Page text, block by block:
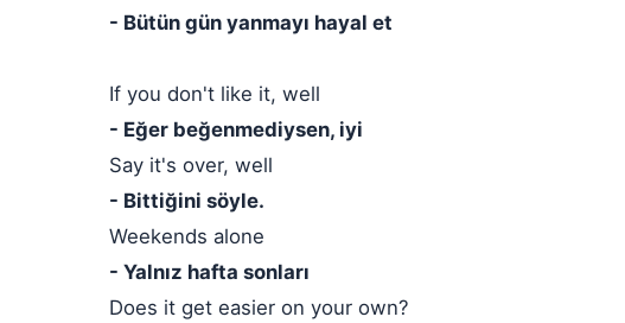
- Bütün gün yanmayı hayal et
If you don't like it, well
- Eğer beğenmediysen, iyi
Say it's over, well
- Bittiğini söyle.
Weekends alone
- Yalnız hafta sonları
Does it get easier on your own?